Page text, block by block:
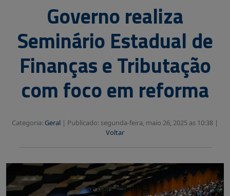
Governo realiza
Seminário Estadual de
Finanças e Tributação
com foco em reforma
Categoria: Geral | Publicado: segunda-feira, maio 26, 2025 as 10:38 |
Voltar